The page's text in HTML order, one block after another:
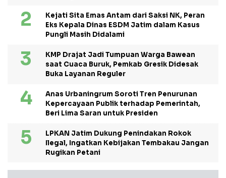
Kejati Sita Emas Antam dari Saksi NK, Peran
Eks Kepala Dinas ESDM Jatim dalam Kasus
Pungli Masih Didalami
KMP Drajat Jadi Tumpuan Warga Bawean
saat Cuaca Buruk, Pemkab Gresik Didesak
Buka Layanan Reguler
Anas Urbaningrum Soroti Tren Penurunan
Kepercayaan Publik terhadap Pemerintah,
Beri Lima Saran untuk Presiden
LPKAN Jatim Dukung Penindakan Rokok
Ilegal, Ingatkan Kebijakan Tembakau Jangan
Rugikan Petani